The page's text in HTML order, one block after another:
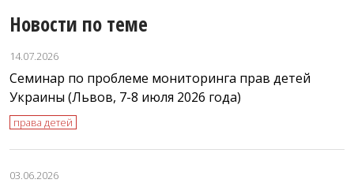
Новости по теме
14.07.2026
Семинар по проблеме мониторинга прав детей
Украины (Львов, 7-8 июля 2026 года)
права детей
03.06.2026